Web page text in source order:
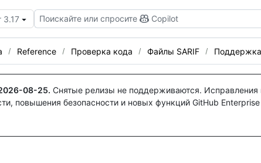
3.17 Поискайте или спросите Copilot
Reference Проверка кода Файлы SARIF Поддержка
08-25. Снятые релизы не поддерживаются. Исправления
повышения безопасности и новых функций GitHub